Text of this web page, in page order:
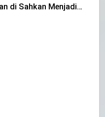
di Sahkan Menjadi